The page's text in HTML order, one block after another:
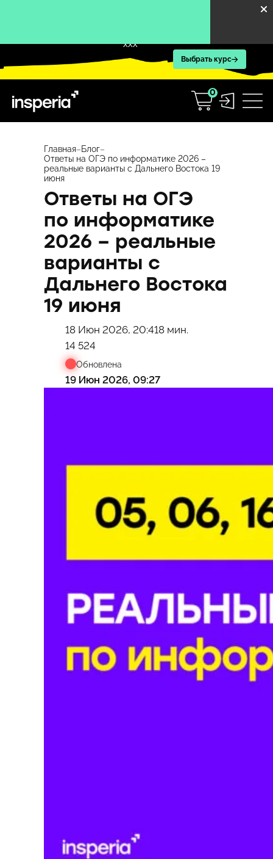
содержимому
XXX
Выбрать курс
0
Главная–Блог–
Ответы на ОГЭ по информатике 2026 –
реальные варианты с Дальнего Востока 19
июня
Ответы на ОГЭ
по информатике
2026 – реальные
варианты с
Дальнего Востока
19 июня
18 Июн 2026, 20:418 мин.
14 524
Обновлена
19 Июн 2026, 09:27